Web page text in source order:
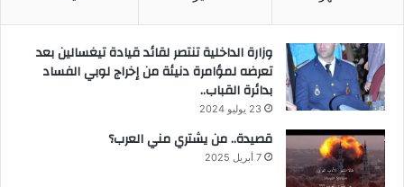
وزارة الداخلية تنتصر لقائد قيادة تيغسالين بعد
تعرضه لمؤامرة دنيئة من إخراج لوبي الفساد
بدائرة القباب..
23 يوليو 2024
قصيدة.. من يشتري مني العرب؟
7 أبريل 2025